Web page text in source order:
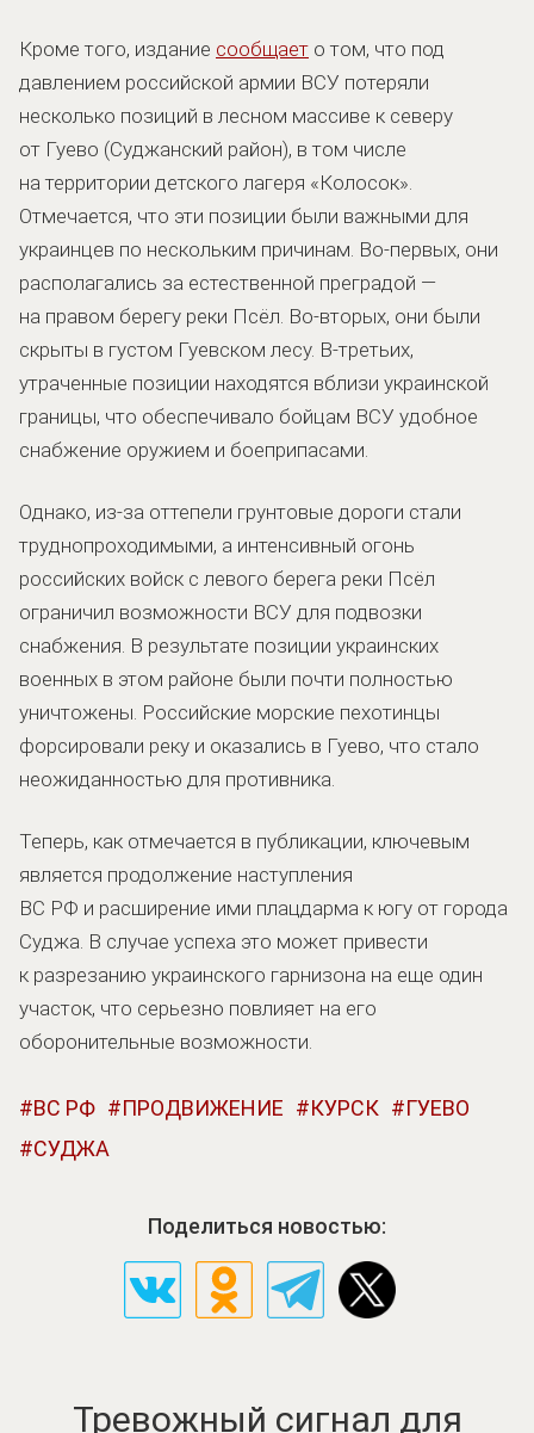
Кроме того, издание сообщает о том, что под
давлением российской армии ВСУ потеряли
несколько позиций в лесном массиве к северу
от Гуево (Суджанский район), в том числе
на территории детского лагеря «Колосок».
Отмечается, что эти позиции были важными для
украинцев по нескольким причинам. Во-первых, они
располагались за естественной преградой —
на правом берегу реки Псёл. Во-вторых, они были
скрыты в густом Гуевском лесу. В-третьих,
утраченные позиции находятся вблизи украинской
границы, что обеспечивало бойцам ВСУ удобное
снабжение оружием и боеприпасами.
Однако, из-за оттепели грунтовые дороги стали
труднопроходимыми, а интенсивный огонь
российских войск с левого берега реки Псёл
ограничил возможности ВСУ для подвозки
снабжения. В результате позиции украинских
военных в этом районе были почти полностью
уничтожены. Российские морские пехотинцы
форсировали реку и оказались в Гуево, что стало
неожиданностью для противника.
Теперь, как отмечается в публикации, ключевым
является продолжение наступления
ВС РФ и расширение ими плацдарма к югу от города
Суджа. В случае успеха это может привести
к разрезанию украинского гарнизона на еще один
участок, что серьезно повлияет на его
оборонительные возможности.
ВС РФ ПРОДВИЖЕНИЕ КУРСК
ГУЕВО
СУДЖА
Поделиться новостью:
Тревожный сигнал для